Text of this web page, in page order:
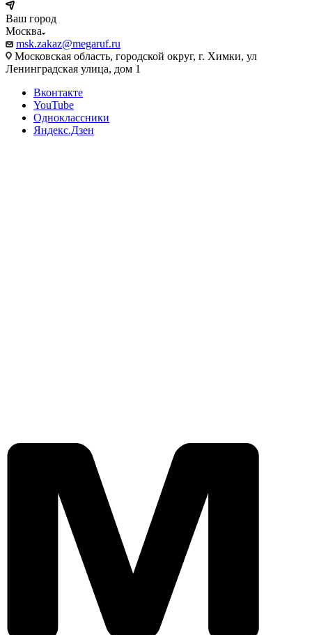
Ваш город
Москва
msk.zakaz@megaruf.ru
Московская область, городской округ, г. Химки, ул
Ленинградская улица, дом 1
Вконтакте
YouTube
Одноклассники
Яндекс.Дзен